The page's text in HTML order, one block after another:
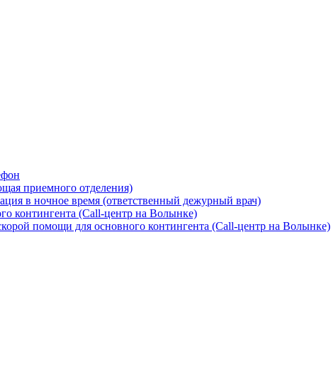
приемного отделения)
в ночное время (ответственный дежурный врач)
контингента (Call-центр на Волынке)
помощи для основного контингента (Call-центр на Волынке)